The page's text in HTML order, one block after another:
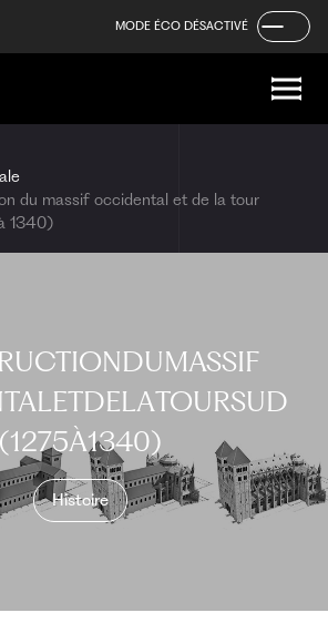
MODE ÉCO DÉSACTIVÉ
du massif occidental et de la tour
1340)
DUMASSIF
ETDELATOURSUD
(1275À1340)
Histoire